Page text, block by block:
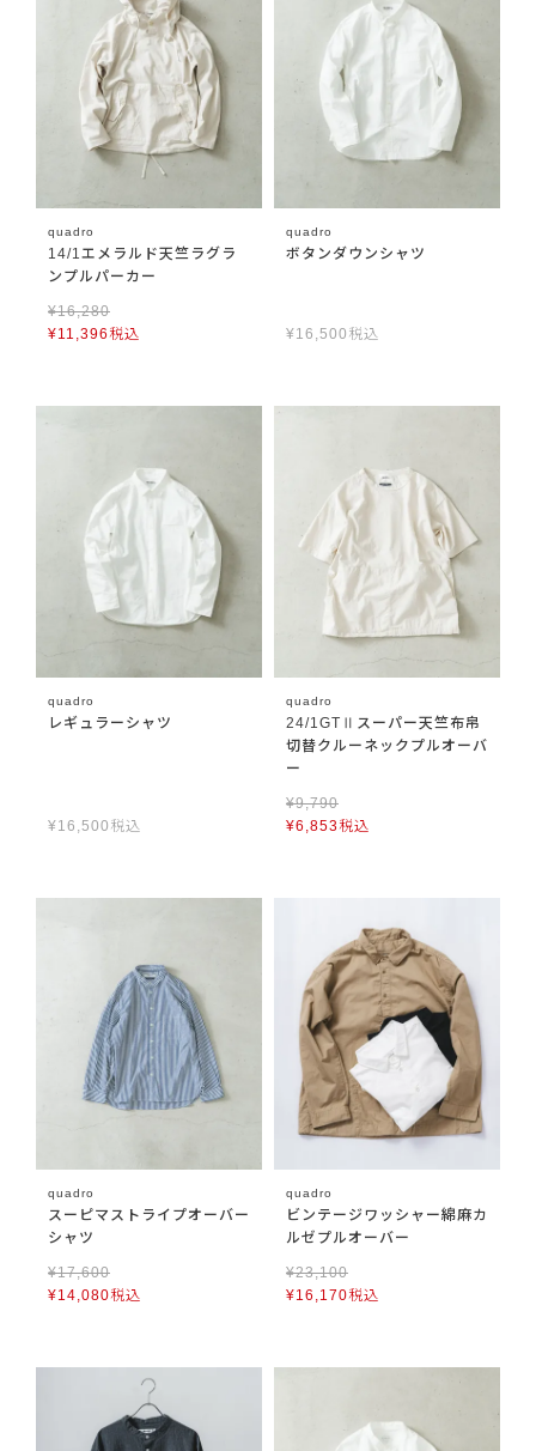
quadro
14/1エメラルド天竺ラグラ
ンプルパーカー
¥16,280
¥11,396税込
quadro
ボタンダウンシャツ
¥16,500 税込
quadro
レギュラーシャツ
¥16,500 税込
quadro
24/1GTⅡスーパー天竺布帛
切替クルーネックプルオーバ
ー
¥9,790
¥6,853税込
quadro
スーピマストライプオーバー
シャツ
¥17,600
¥14,080税込
quadro
ビンテージワッシャー綿麻カ
ルゼプルオーバー
¥23,100
¥16,170税込